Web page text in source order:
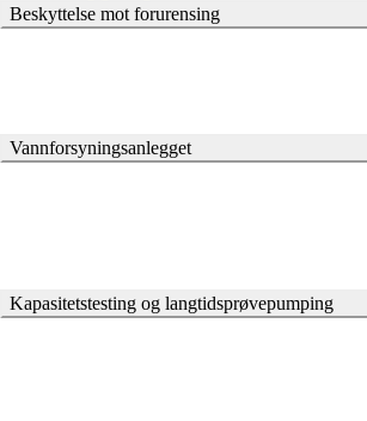
Beskyttelse mot forurensing
Vannforsyningsanlegget
Kapasitetstesting og langtidsprøvepumping